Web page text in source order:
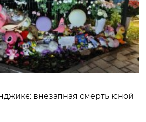
внезапная смерть юной